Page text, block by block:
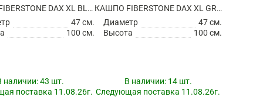
КАШПО FIBERSTONE DAX XL BLACK
47 см.
100 см.
наличии:43 шт.
поставка 11.08.26г.
КАШПО FIBERSTONE DAX XL GREY
Диаметр
47 см.
Высота
100 см.
В наличии: 14 шт.
Следующая поставка 11.08.26г.